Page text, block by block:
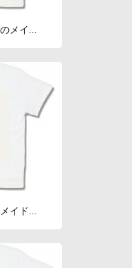
メイ...
イド...